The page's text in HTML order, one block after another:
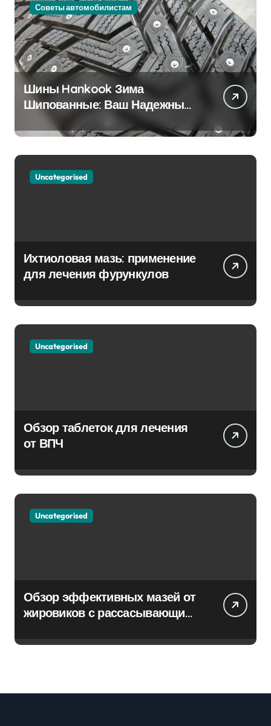
Советы автомобилистам
Шины Hankook Зима
Шипованные: Ваш Надежный
Партнёр на Снежных Дорогах
Uncategorised
Ихтиоловая мазь: применение
для лечения фурункулов
Uncategorised
Обзор таблеток для лечения
от ВПЧ
Uncategorised
Обзор эффективных мазей от
жировиков с рассасывающим